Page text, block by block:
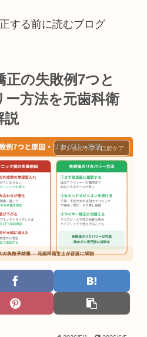
する前に読むブログ
の失敗例7つと
ー方法を元歯科衛
説
デンタルケア / 口腔ケア